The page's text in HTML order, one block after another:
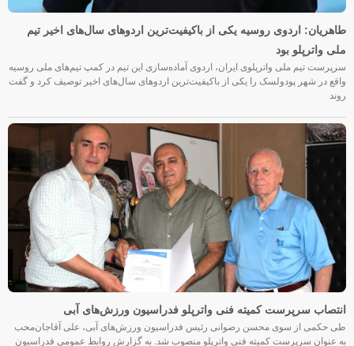
طاهریان: اردوی روسیه یکی از باکیفیت‌ترین اردوهای سال‌های اخیر تیم
ملی واترپلو بود
سرپرست تیم ملی واترپلوی ایران، اردوی آماده‌سازی این تیم در کمپ تیم‌های ملی روسیه
واقع در شهر پودولسک را یکی از باکیفیت‌ترین اردوهای سال‌های اخیر توصیف کرد و گفت
روند
انتصاب سرپرست کمیته فنی واترپلو فدراسیون ورزش‌های آبی
طی حکمی از سوی محسن رضوانی رئیس فدراسیون ورزش‌های آبی، علی آقاجان‌محب
به عنوان سرپرست کمیته فنی واترپلو منصوب شد. به گزارش روابط عمومی فدراسیون